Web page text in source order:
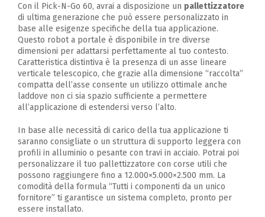
Con il Pick-N-Go 60, avrai a disposizione un pallettizzatore
di ultima generazione che può essere personalizzato in
base alle esigenze specifiche della tua applicazione.
Questo robot a portale è disponibile in tre diverse
dimensioni per adattarsi perfettamente al tuo contesto.
Caratteristica distintiva è la presenza di un asse lineare
verticale telescopico, che grazie alla dimensione “raccolta”
compatta dell’asse consente un utilizzo ottimale anche
laddove non ci sia spazio sufficiente a permettere
all’applicazione di estendersi verso l’alto.
In base alle necessità di carico della tua applicazione ti
saranno consigliate o un struttura di supporto leggera con
profili in alluminio o pesante con travi in acciaio. Potrai poi
personalizzare il tuo pallettizzatore con corse utili che
possono raggiungere fino a 12.000×5.000×2.500 mm. La
comodità della formula “Tutti i componenti da un unico
fornitore” ti garantisce un sistema completo, pronto per
essere installato.